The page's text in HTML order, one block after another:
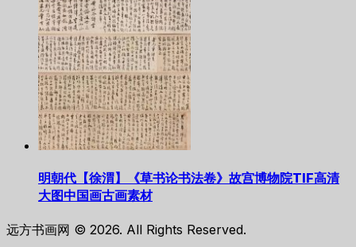
明朝代【徐渭】《草书论书法卷》故宫博物院TIF高清
大图中国画古画素材
远方书画网 © 2026. All Rights Reserved.